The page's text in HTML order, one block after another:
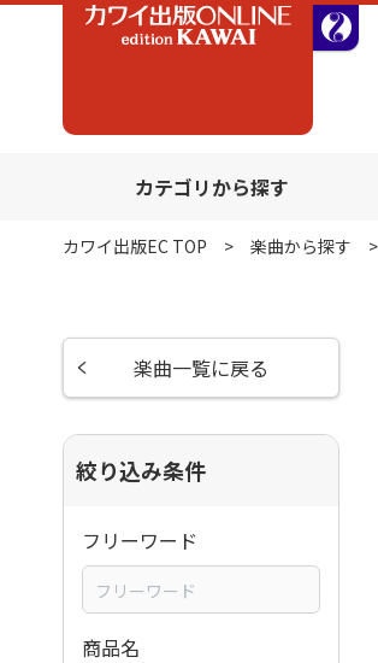
カテゴリから探す
カワイ出版EC TOP 楽曲から探す
楽曲一覧に戻る
絞り込み条件
フリーワード
商品名